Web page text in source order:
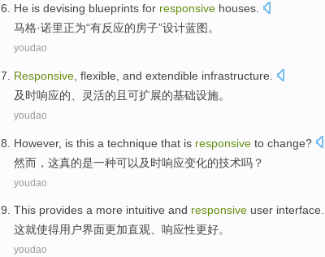
He is devising blueprints for responsive houses
马格·诺里正为“有反应的房子”设计蓝图 。
youdao
Responsive flexible , and extendible infrastructure
及时响应的、 灵活的且可扩展的基础设施。
youdao
However, is this a technique that is responsive to change?
然而 ， 这真的是一种可以及时响应变化的技术吗？
youdao
This provides a more intuitive and responsive user interface.
这就使得用户界面更加直观、 响应性更好。
youdao